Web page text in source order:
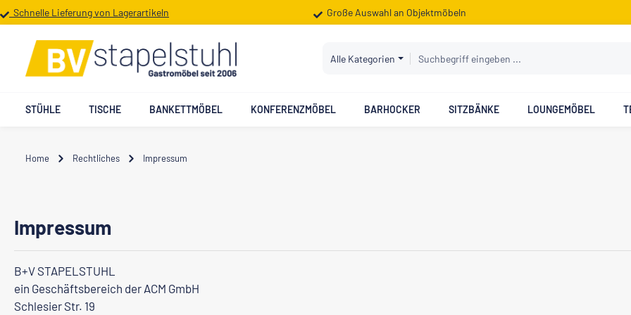
Hauptinhalt springen
Zur Suche springen
Zur Hauptnavigation springen
Schnelle Lieferung von Lagerartikeln Große Auswahl an Objektmöbeln
Alle Kategorien
STÜHLE TISCHE BANKETTMÖBEL KONFERENZMÖBEL BARHOCKER SITZBÄNKE LOUNGEMÖBEL
Home Rechtliches Impressum
Impressum
B+V STAPELSTUHL
ein Geschäftsbereich der ACM GmbH
Schlesier Str. 19